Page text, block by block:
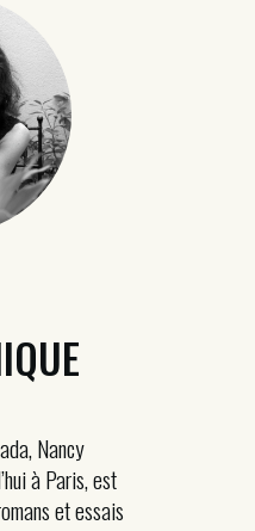
Nancy
à Paris, est
et essais